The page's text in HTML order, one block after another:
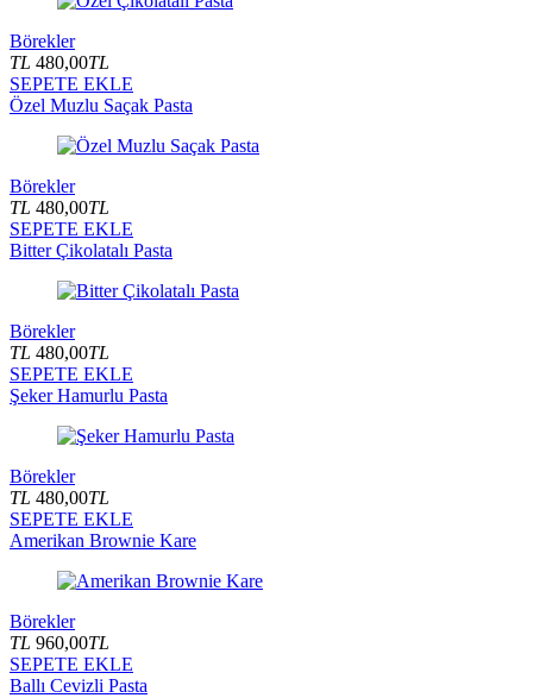
Börekler
TL 480,00TL
SEPETE EKLE
Özel Muzlu Saçak Pasta
Börekler
TL 480,00TL
SEPETE EKLE
Bitter Çikolatalı Pasta
Börekler
TL 480,00TL
SEPETE EKLE
Şeker Hamurlu Pasta
Börekler
TL 480,00TL
SEPETE EKLE
Amerikan Brownie Kare
Börekler
TL 960,00TL
SEPETE EKLE
Ballı Cevizli Pasta